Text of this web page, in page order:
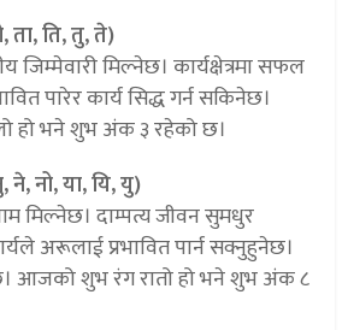
ता, ति, तु, ते)
जिम्मेवारी मिल्नेछ। कार्यक्षेत्रमा सफल
पारेर कार्य सिद्ध गर्न सकिनेछ।
हो भने शुभ अंक ३ रहेको छ।
ने, नो, या, यि, यु)
मिल्नेछ। दाम्पत्य जीवन सुमधुर
अरूलाई प्रभावित पार्न सक्नुहुनेछ।
आजको शुभ रंग रातो हो भने शुभ अंक ८